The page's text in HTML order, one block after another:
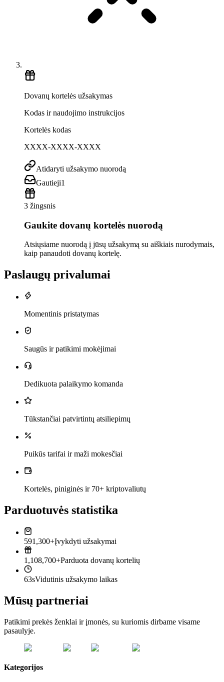
Dovanų kortelės užsakymas
Kodas ir naudojimo instrukcijos
Kortelės kodas
XXXX-XXXX-XXXX
Atidaryti užsakymo nuorodą
Gautieji1
3 žingsnis
Gaukite dovanų kortelės nuorodą
Atsiųsiame nuorodą į jūsų užsakymą su aiškiais nurodymais,
kaip panaudoti dovanų kortelę.
Paslaugų privalumai
Momentinis pristatymas
Saugūs ir patikimi mokėjimai
Dedikuota palaikymo komanda
Tūkstančiai patvirtintų atsiliepimų
Puikūs tarifai ir maži mokesčiai
Kortelės, piniginės ir 70+ kriptovaliutų
Parduotuvės statistika
591,300+Įvykdyti užsakymai
1,108,700+Parduota dovanų kortelių
63sVidutinis užsakymo laikas
Mūsų partneriai
Patikimi prekės ženklai ir įmonės, su kuriomis dirbame visame
pasaulyje.
Kategorijos